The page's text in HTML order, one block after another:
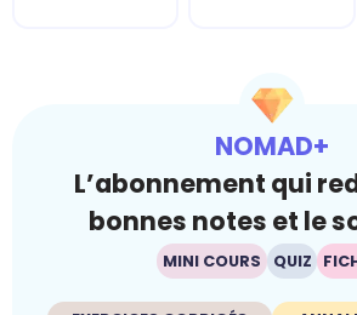
NOMAD+
L’abonnement qui
bonnes notes et le
MINI COURS QUIZ